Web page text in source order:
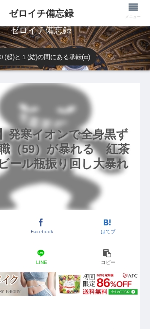
ゼロイチ備忘録
(起)と１(結)の間にある承転(∞)
発寒イオンで全身黒ず
（59）が暴れる 紅茶
ール瓶振り回し大暴れ
Facebook はてブ
LINE コピー
ゼロイチ備忘録 メニュー